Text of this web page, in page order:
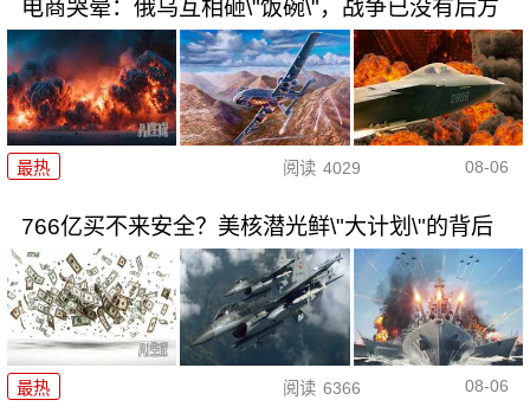
电商哭晕：俄乌互相砸\"饭碗\"，战争已没有后方
最热 阅读 4029 08-06
766亿买不来安全？美核潜光鲜\"大计划\"的背后
最热 阅读 6366 08-06